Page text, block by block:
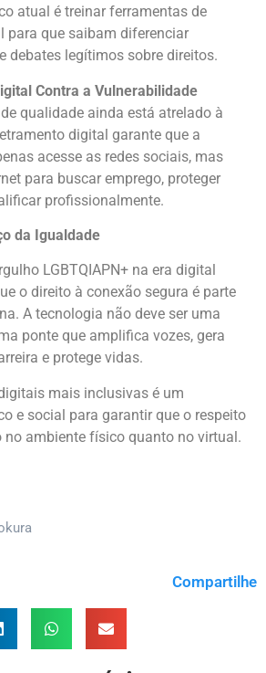
atual é treinar ferramentas de
para que saibam diferenciar
debates legítimos sobre direitos.
Contra a Vulnerabilidade
qualidade ainda está atrelado à
digital garante que a
acesse as redes sociais, mas
para buscar emprego, proteger
profissionalmente.
da Igualdade
LGBTQIAPN+ na era digital
o direito à conexão segura é parte
A tecnologia não deve ser uma
ponte que amplifica vozes, gera
e protege vidas.
mais inclusivas é um
e social para garantir que o respeito
no ambiente físico quanto no virtual.
Compartilhe